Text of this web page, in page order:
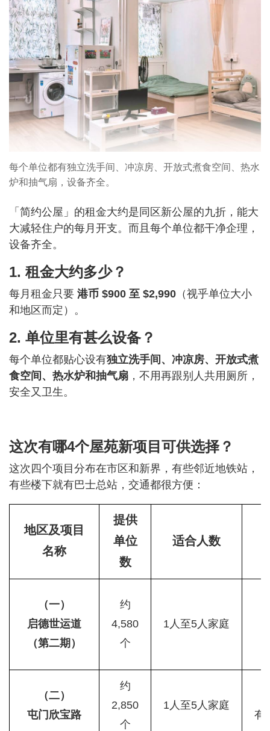
每个单位都有独立洗手间、冲凉房、开放式煮食空间、热水
炉和抽气扇，设备齐全。
「简约公屋」的租金大约是同区新公屋的九折，能大
大减轻住户的每月开支。而且每个单位都干净企理，
设备齐全。
1. 租金大约多少？
每月租金只要 港币 $900 至 $2,990 （视乎单位大小
和地区而定）。
2. 单位里有甚么设备？
每个单位都贴心设有独立洗手间、冲凉房、开放式煮
食空间、热水炉和抽气扇 ，不用再跟别人共用厕所，
安全又卫生。
这次有哪4个屋苑新项目可供选择？
这次四个项目分布在市区和新界，有些邻近地铁站，
有些楼下就有巴士总站，交通都很方便：
地区及项目
名称
提供
单位
数
适合人数
（一）
启德世运道
（第二期）
约
4,580
个
1人至5人家庭
（二）
屯门欣宝路
约
2,850
个
1人至5人家庭
有